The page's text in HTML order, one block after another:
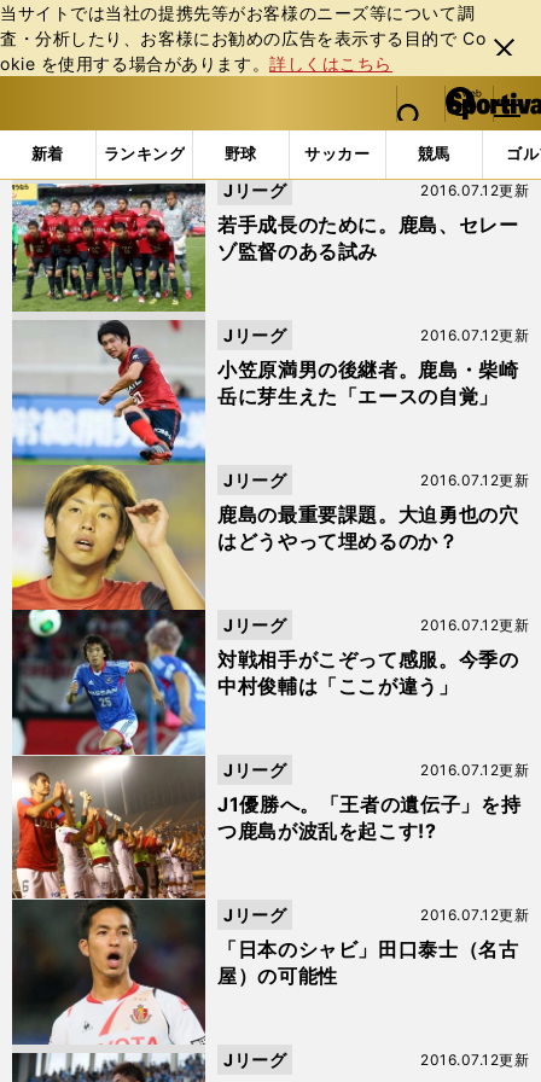
当サイトでは当社の提携先等がお客様のニーズ等について調
査・分析したり、お客様にお勧めの広告を表⽰する⽬的で Co
okie を使⽤する場合があります。詳しくはこちら
閉じ
る
web Sportiva (webスポルティーバ)
検索
マイペ
ー
ジ
メニュ
新着 ランキング 野球 サッカー 競馬 ゴ
b
ス
ポ
ル
テ
ィ
ー
バ
「柴崎岳」の検索結果 (20ページ目)
若手成長のために。鹿島、セレー
ゾ監督のある試み
2016.07.12更新
Jリーグ
小笠原満男の後継者。鹿島・柴崎
岳に芽生えた「エースの自覚」
2016.07.12更新
Jリーグ
鹿島の最重要課題。大迫勇也の穴
はどうやって埋めるのか？
2016.07.12更新
Jリーグ
対戦相手がこぞって感服。今季の
中村俊輔は「ここが違う」
2016.07.12更新
Jリーグ
J1優勝へ。「王者の遺伝子」を持
つ鹿島が波乱を起こす!?
2016.07.12更新
Jリーグ
「日本のシャビ」田口泰士（名古
屋）の可能性
2016.07.12更新
Jリーグ
2016.07.12更新
Jリーグ